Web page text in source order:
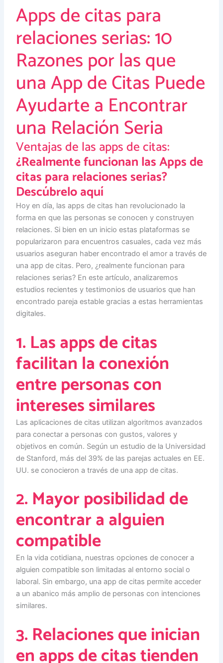
Apps de citas para
relaciones serias: 10
Razones por las que
una App de Citas Puede
Ayudarte a Encontrar
una Relación Seria
Ventajas de las apps de citas:
¿Realmente funcionan las Apps de
citas para relaciones serias?
Descúbrelo aquí
Hoy en día, las apps de citas han revolucionado la
forma en que las personas se conocen y construyen
relaciones. Si bien en un inicio estas plataformas se
popularizaron para encuentros casuales, cada vez más
usuarios aseguran haber encontrado el amor a través de
una app de citas. Pero, ¿realmente funcionan para
relaciones serias? En este artículo, analizaremos
estudios recientes y testimonios de usuarios que han
encontrado pareja estable gracias a estas herramientas
digitales.
1. Las apps de citas
facilitan la conexión
entre personas con
intereses similares
Las aplicaciones de citas utilizan algoritmos avanzados
para conectar a personas con gustos, valores y
objetivos en común. Según un estudio de la Universidad
de Stanford, más del 39% de las parejas actuales en EE.
UU. se conocieron a través de una app de citas.
2. Mayor posibilidad de
encontrar a alguien
compatible
En la vida cotidiana, nuestras opciones de conocer a
alguien compatible son limitadas al entorno social o
laboral. Sin embargo, una app de citas permite acceder
a un abanico más amplio de personas con intenciones
similares.
3. Relaciones que inician
en apps de citas tienden